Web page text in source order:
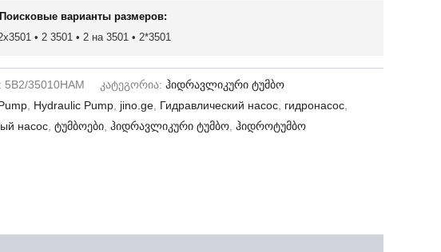
варианты размеров:
• 2 3501 • 2 на 3501 • 2*3501
5B2/35010HAM კატეგორია: ჰიდრავლიკური ტუმბო
Hydraulic Pump jino.ge Гидравлический насос гидронасос
насос ტუმბოები ჰიდრავლიკური ტუმბო ჰიდროტუმბო